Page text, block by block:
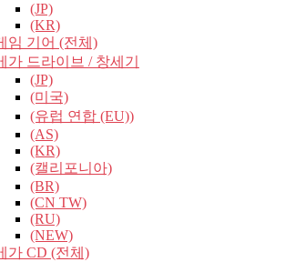
(JP)
(KR)
임 기어 (전체)
가 드라이브 / 창세기
(JP)
(미국)
(유럽​​ 연합 (EU))
(AS)
(KR)
(캘리포니아)
(BR)
(CN TW)
(RU)
(NEW)
가 CD (전체)